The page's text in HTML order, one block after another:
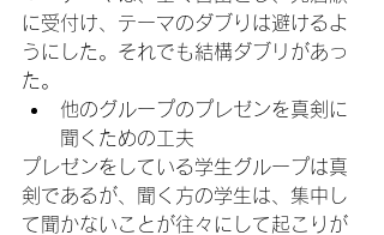
に受付け、テーマのダブりは避けるよ
うにした。それでも結構ダブリがあっ
た。
他のグループのプレゼンを真剣に
聞くための工夫
プレゼンをしている学生グループは真
剣であるが、聞く方の学生は、集中し
て聞かないことが往々にして起こりが